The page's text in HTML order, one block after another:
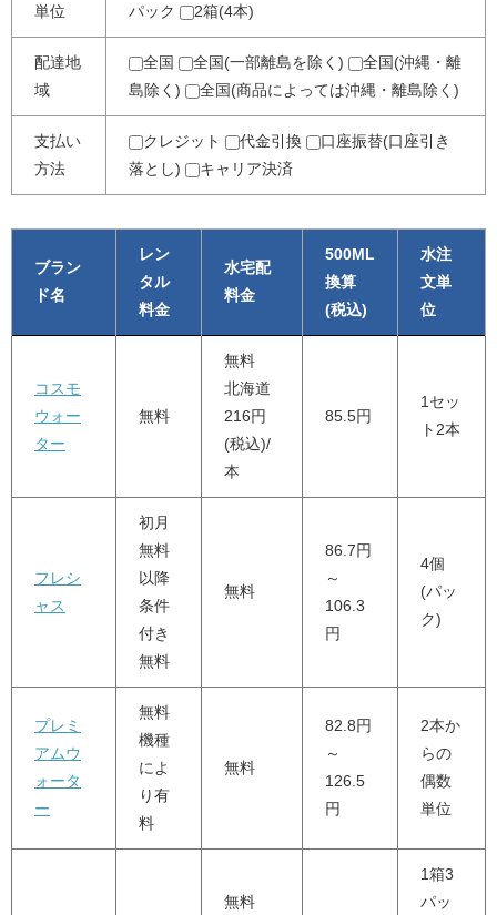
単位
パック
2箱(4本)
配達地
域
全国 全国(一部離島を除く)
全国(沖縄・離
島除く)
全国(商品によっては沖縄・離島除く)
支払い
方法
クレジット 代金引換
口座振替(口座引き
落とし)
キャリア決済
ブラン
ド名
レン
タル
料金
水宅配
料金
500ML
換算
(税込)
水注
文単
位
コスモ
ウォー
ター
無料
無料
北海道
216円
(税込)/
本
85.5円
1セッ
ト2本
フレシ
ャス
初月
無料
以降
条件
付き
無料
無料
86.7円
～
106.3
円
4個
(パッ
ク)
プレミ
アムウ
ォータ
ー
無料
機種
によ
り有
料
無料
82.8円
～
126.5
円
2本か
らの
偶数
単位
無料
1箱3
パッ